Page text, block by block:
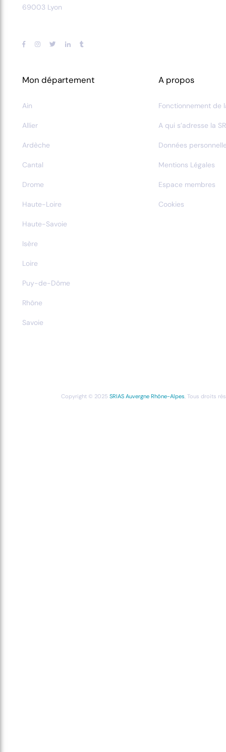
69003 Lyon
Mon département
Ain
Allier
Ardèche
Cantal
Drome
Haute-Loire
Haute-Savoie
Isère
Loire
Puy-de-Dôme
Rhône
Savoie
A propos
Fonctionnement de
A qui s’adresse la
Données
Mentions Légales
Espace membres
Cookies
Copyright © 2025 SRIAS Auvergne Rhône-Alpes, Tous droits